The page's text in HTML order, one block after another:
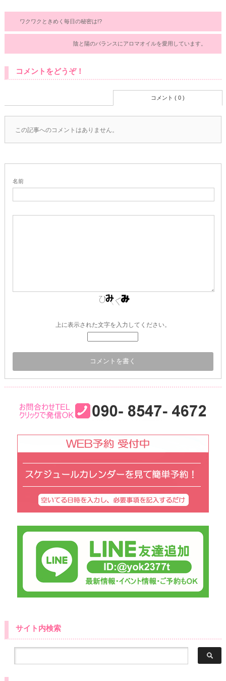
ワクワクときめく毎日の秘密は!?
陰と陽のバランスにアロマオイルを愛用しています。
コメントをどうぞ！
コメント ( 0 )
この記事へのコメントはありません。
名前
上に表示された文字を入力してください。
サイト内検索